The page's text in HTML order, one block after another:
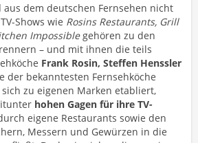
aus dem deutschen Fernsehen nicht
Shows wie Rosins Restaurants, Grill
Impossiblegehören zu den
– und mit ihnen die teils
Frank Rosin, Steffen Henssler
der bekanntesten Fernsehköche
zu eigenen Marken etabliert,
hohen Gagen für ihre TV-
eigene Restaurants sowie den
Messern und Gewürzen in die